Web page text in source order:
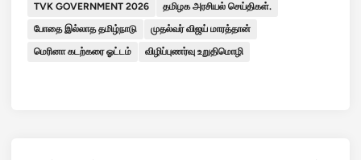
TVK GOVERNMENT 2026
தமிழக அரசியல் செய்திகள்.
போதை இல்லாத தமிழ்நாடு
முதல்வர் விஜய் மாரத்தான்
மெரினா கடற்கரை ஓட்டம்
விழிப்புணர்வு உறுதிமொழி